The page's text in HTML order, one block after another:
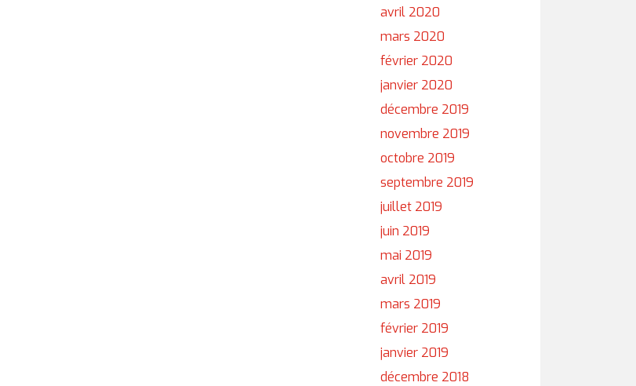
avril 2020
mars 2020
février 2020
janvier 2020
décembre 2019
novembre 2019
octobre 2019
septembre 2019
juillet 2019
juin 2019
mai 2019
avril 2019
mars 2019
février 2019
janvier 2019
décembre 2018